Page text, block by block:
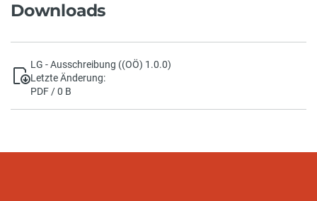
Downloads
LG - Ausschreibung ((OÖ) 1.0.0)
Letzte Änderung:
PDF / 0 B